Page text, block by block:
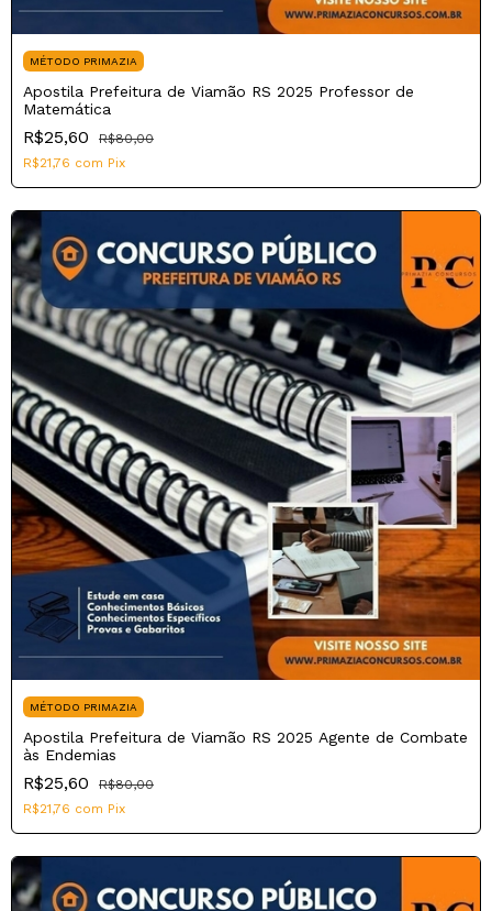
MÉTODO PRIMAZIA
Apostila Prefeitura de Viamão RS 2025 Professor de
Matemática
R$25,60
R$80,00
R$21,76 com Pix
MÉTODO PRIMAZIA
Apostila Prefeitura de Viamão RS 2025 Agente de Combate
às Endemias
R$25,60
R$80,00
R$21,76 com Pix